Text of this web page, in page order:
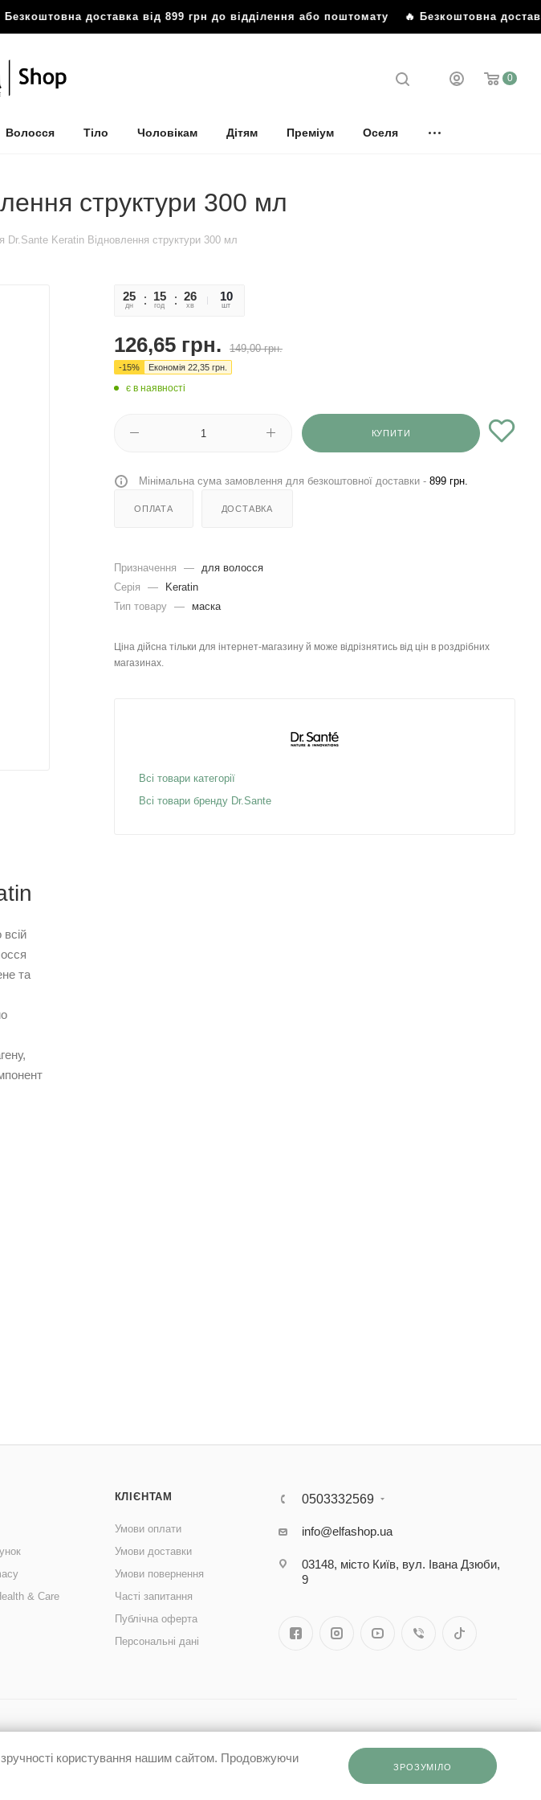
доставка від 899 грн до відділення або поштомату🔥 Безкоштовна
0
Волосся Тіло Чоловікам Дітям Преміум Оселя
структури 300 мл
Dr.Sante Keratin Відновлення структури 300 мл
та
25
дн
15
год
26
хв
39
сек
10
шт
126,65 грн. 149,00грн.
-15% Економія 22,35 грн.
є в наявності
КУПИТИ
Мінімальна сума замовлення для безкоштовної доставки - 899 грн.
ОПЛАТА ДОСТАВКА
Призначення —
для волосся
Серія
—
Keratin
Тип товару — маска
Ціна дійсна тільки для інтернет-магазину й може відрізнятись від цін в роздрібних
магазинах.
Всі товари категорії
Всі товари бренду Dr.Sante
& Care
КЛІЄНТАМ
Умови оплати
Умови доставки
Умови повернення
Часті запитання
Публічна оферта
Персональні дані
0503332569
info@elfashop.ua
03148, місто Київ, вул. Івана Дзюби,
9
користування нашим сайтом. Продовжуючи
ЗРОЗУМІЛО